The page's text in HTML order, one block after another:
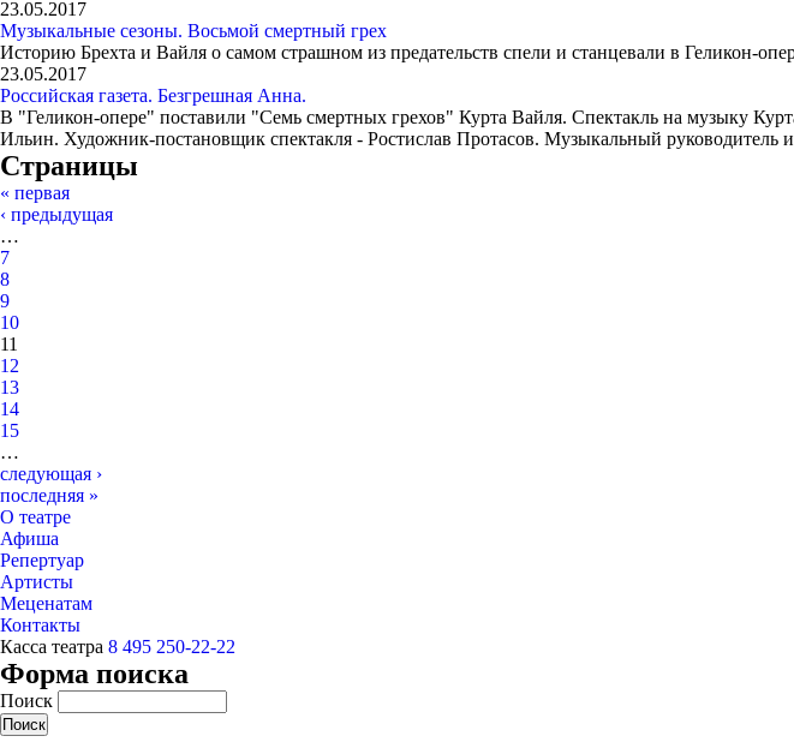
23.05.2017
Музыкальные сезоны. Восьмой смертный грех
Историю Брехта и Вайля о самом страшном из предательств спели и станцевали в Геликон-
23.05.2017
Российская газета. Безгрешная Анна.
В "Геликон-опере" поставили "Семь смертных грехов" Курта Вайля. Спектакль на музыку
Ильин. Художник-постановщик спектакля - Ростислав Протасов. Музыкальный руководитель
Страницы
« первая
‹ предыдущая
…
7
8
9
10
11
12
13
14
15
…
следующая ›
последняя »
О театре
Афиша
Репертуар
Артисты
Меценатам
Контакты
Касса театра 8 495 250-22-22
Форма поиска
Поиск